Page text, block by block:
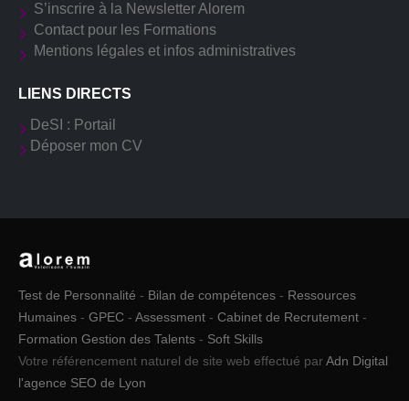
S’inscrire à la Newsletter Alorem
Contact pour les Formations
Mentions légales et infos administratives
LIENS DIRECTS
DeSI : Portail
Déposer mon CV
Test de Personnalité - Bilan de compétences - Ressources
Humaines - GPEC - Assessment - Cabinet de Recrutement -
Formation Gestion des Talents - Soft Skills
Votre référencement naturel de site web effectué parAdn Digital
l'agence SEO de Lyon